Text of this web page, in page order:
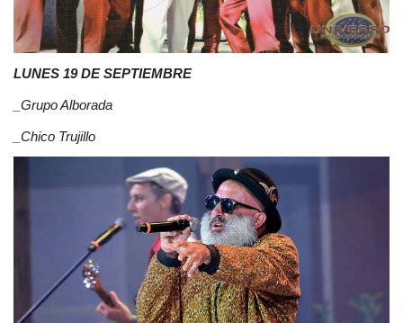
LUNES 19 DE SEPTIEMBRE
_Grupo Alborada
_Chico Trujillo